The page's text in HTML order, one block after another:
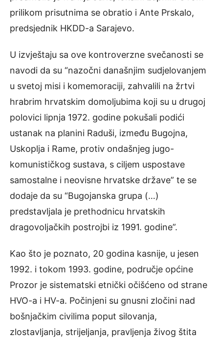
prilikom prisutnima se obratio i Ante Prskalo,
predsjednik HKDD-a Sarajevo.
U izvještaju sa ove kontroverzne svečanosti se
navodi da su “nazočni današnjim sudjelovanjem
u svetoj misi i komemoraciji, zahvalili na žrtvi
hrabrim hrvatskim domoljubima koji su u drugoj
polovici lipnja 1972. godine pokušali podići
ustanak na planini Raduši, između Bugojna,
Uskoplja i Rame, protiv ondašnjeg jugo-
komunističkog sustava, s ciljem uspostave
samostalne i neovisne hrvatske države” te se
dodaje da su “Bugojanska grupa (…)
predstavljala je prethodnicu hrvatskih
dragovoljačkih postrojbi iz 1991. godine”.
Kao što je poznato, 20 godina kasnije, u jesen
1992. i tokom 1993. godine, područje općine
Prozor je sistematski etnički očišćeno od strane
HVO-a i HV-a. Počinjeni su gnusni zločini nad
bošnjačkim civilima poput silovanja,
zlostavljanja, strijeljanja, pravljenja živog štita